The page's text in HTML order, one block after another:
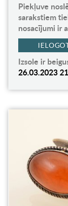
Piekļuve
sarakstiem
nosacījumi ir
Izsole ir
26.03.2023